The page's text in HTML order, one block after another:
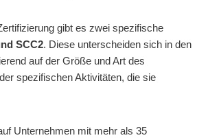
gibt es zwei spezifische
SCC2. Diese unterscheiden sich in den
auf der Größe und Art des
spezifischen Aktivitäten, die sie
Unternehmen mit mehr als 35